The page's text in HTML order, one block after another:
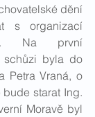
dění
s organizací
Na první
schůzi byla do
Petra Vraná, o
starat Ing.
Moravě byl